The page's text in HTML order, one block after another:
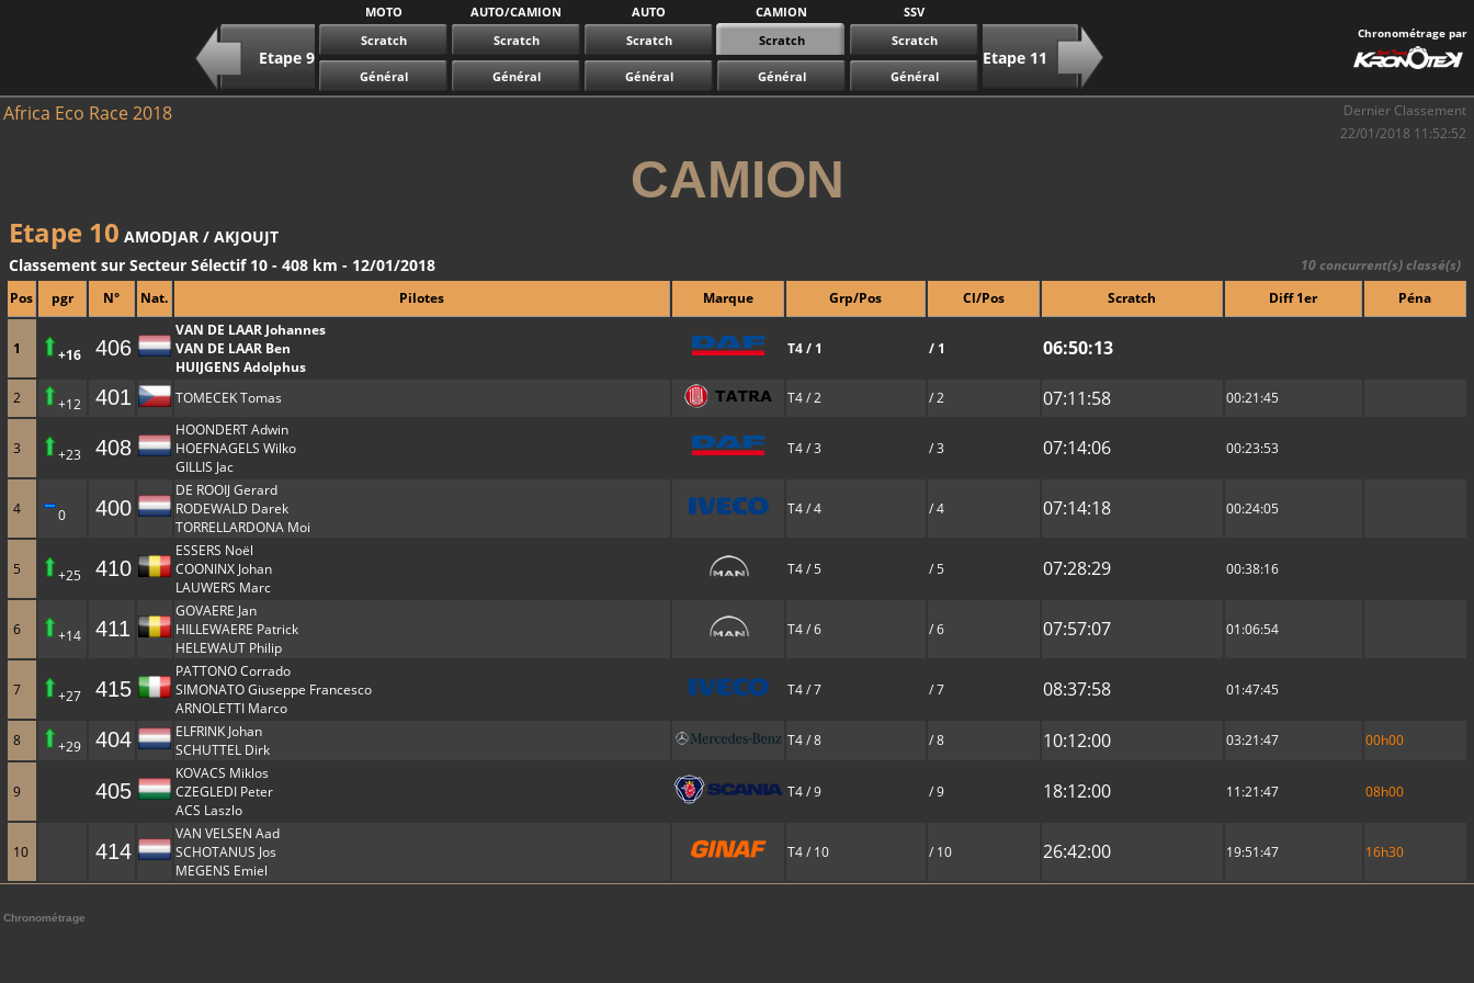
MOTO AUTO/CAMION AUTO CAMION SSV
Chronométrage par
Etape 9
Scratch Scratch Scratch Scratch Scratch
Etape 11
Général Général Général Général Général
Africa Eco Race 2018
Dernier Classement
22/01/2018 11:52:52
CAMION
Etape 10 AMODJAR / AKJOUJT
Classement sur Secteur Sélectif 10 - 408 km - 12/01/2018
10 concurrent(s) classé(s)
Pos
pgr N° Nat. Pilotes Marque Grp/Pos Cl/Pos Scratch Diff 1er Péna
1 +16 406
VAN DE LAAR Johannes
VAN DE LAAR Ben
HUIJGENS Adolphus
T4 / 1 / 1 06:50:13
2 +12 401 TOMECEK Tomas T4 / 2 / 2 07:11:58 00:21:45
3 +23 408
HOONDERT Adwin
HOEFNAGELS Wilko
GILLIS Jac
T4 / 3 / 3 07:14:06 00:23:53
4 0 400
DE ROOIJ Gerard
RODEWALD Darek
TORRELLARDONA Moi
T4 / 4 / 4 07:14:18 00:24:05
5 +25 410
ESSERS Noël
COONINX Johan
LAUWERS Marc
T4 / 5 / 5 07:28:29 00:38:16
6 +14 411
GOVAERE Jan
HILLEWAERE Patrick
HELEWAUT Philip
T4 / 6 / 6 07:57:07 01:06:54
7 +27 415
PATTONO Corrado
SIMONATO Giuseppe Francesco
ARNOLETTI Marco
T4 / 7 / 7 08:37:58 01:47:45
8 +29 404
ELFRINK Johan
SCHUTTEL Dirk
T4 / 8 / 8 10:12:00 03:21:47 00h00
9 405
KOVACS Miklos
CZEGLEDI Peter
ACS Laszlo
T4 / 9 / 9 18:12:00 11:21:47 08h00
10 414
VAN VELSEN Aad
SCHOTANUS Jos
MEGENS Emiel
T4 / 10 / 10 26:42:00 19:51:47 16h30
Chronométrage